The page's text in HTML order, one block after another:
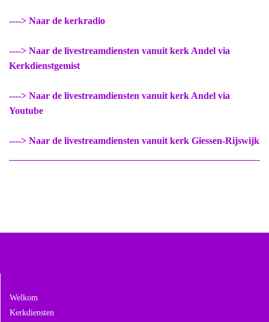
----> Naar de kerkradio
----> Naar de livestreamdiensten vanuit kerk Andel via
Kerkdienstgemist
----> Naar de livestreamdiensten vanuit kerk Andel via
Youtube
----> Naar de livestreamdiensten vanuit kerk Giessen-Rijswijk
Welkom
Kerkdiensten